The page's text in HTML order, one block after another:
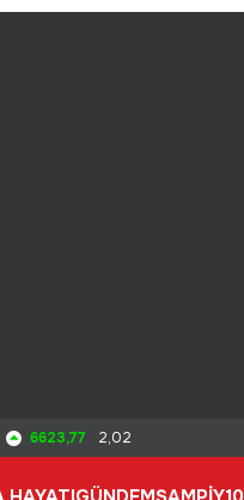
6623,77 2,02